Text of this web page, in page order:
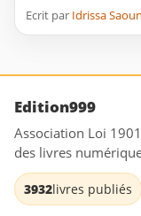
Ecrit par Idrissa
Edition999
Association Loi
des livres
3932livres publiés